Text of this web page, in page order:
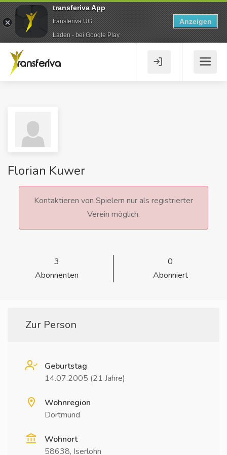
Florian Kuwer
Kontaktieren von Spielern nur als registrierter
Verein möglich.
3
Abonnenten
0
Abonniert
Zur Person
Geburtstag
14.07.2005 (21 Jahre)
Wohnregion
Dortmund
Wohnort
58638, Iserlohn
transferiva App
transferiva UG
Laden - bei Google Play
Anzeigen